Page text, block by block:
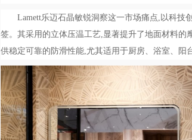
Lamett乐迈石晶敏锐洞察这一市场痛点,以科技
签。其采用的立体压温工艺,显著提升了地面材料
供稳定可靠的防滑性能,尤其适用于厨房、浴室、阳